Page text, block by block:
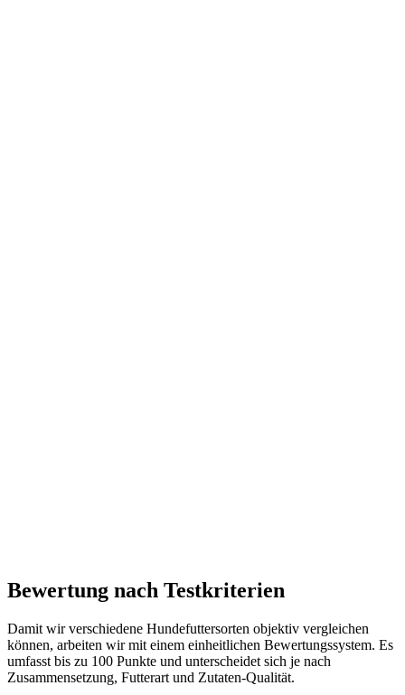
Bewertung nach Testkriterien
Damit wir verschiedene Hundefuttersorten objektiv vergleichen
können, arbeiten wir mit einem einheitlichen Bewertungssystem. Es
umfasst bis zu 100 Punkte und unterscheidet sich je nach
Zusammensetzung, Futterart und Zutaten-Qualität.